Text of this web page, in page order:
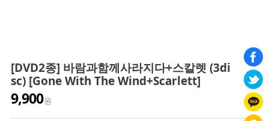
[DVD2종] 바람과함께사라지다+스칼렛 (3di
sc) [Gone With The Wind+Scarlett]
9,900원